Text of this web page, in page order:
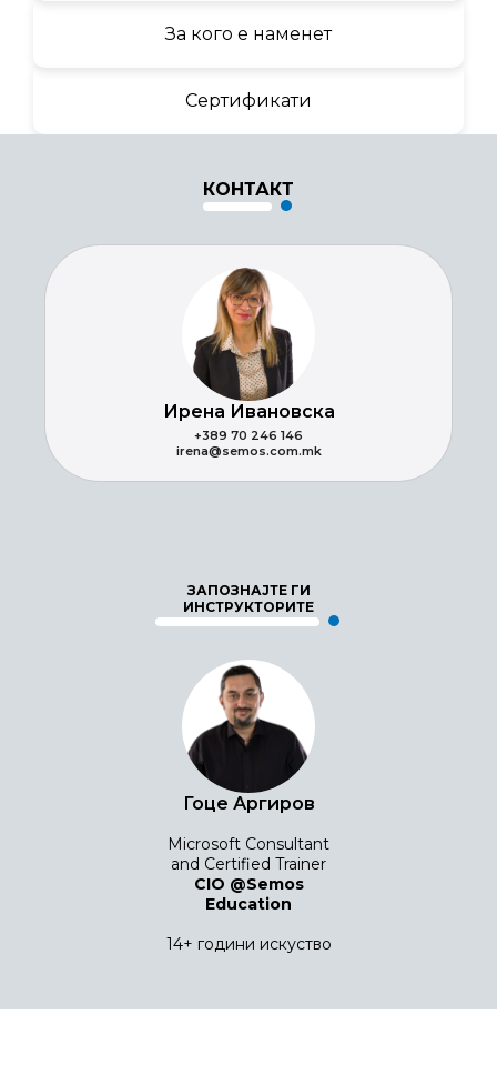
За кого е наменет
Сертификати
КОНТАКТ
Ирена Ивановска
+389 70 246 146
irena@semos.com.mk
ЗАПОЗНАЈТЕ ГИ
ИНСТРУКТОРИТЕ
Гоце Аргиров
Microsoft Consultant
and Certified Trainer
CIO @Semos
Education
14+ години искуство